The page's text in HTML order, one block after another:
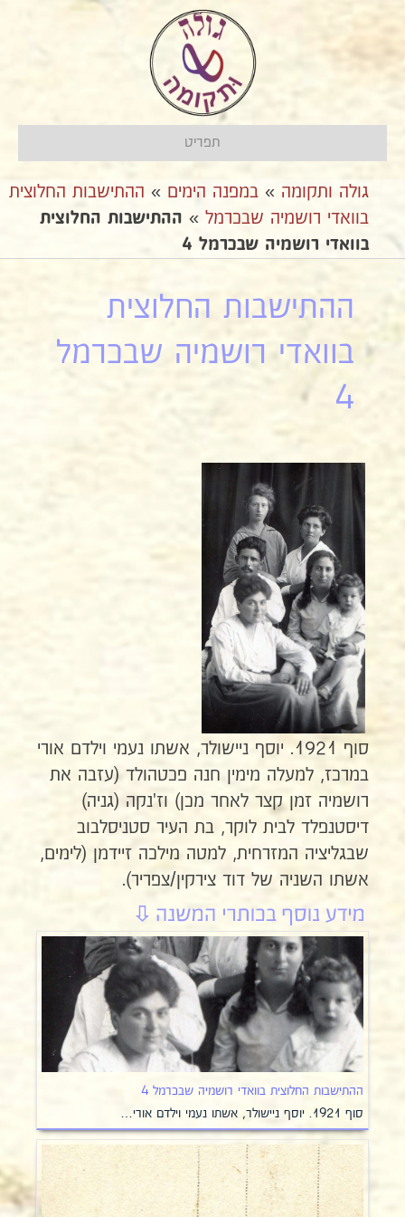
תפריט
גולה ותקומה » במפנה הימים » ההתישבות החלוצית
בוואדי רושמיה שבכרמל » ההתישבות החלוצית
בוואדי רושמיה שבכרמל 4
ההתישבות החלוצית
בוואדי רושמיה שבכרמל
4
סוף 1921. יוסף ניישולר, אשתו נעמי וילדם אורי
במרכז, למעלה מימין חנה פכטהולד (עזבה את
רושמיה זמן קצר לאחר מכן) וז'נקה (גניה)
דיסטנפלד לבית לוקר, בת העיר סטניסלבוב
שבגליציה המזרחית, למטה מילכה זיידמן (לימים,
אשתו השניה של דוד צירקין/צפריר).
ההתישבות החלוצית בוואדי רושמיה שבכרמל 4
סוף 1921. יוסף ניישולר, אשתו נעמי וילדם אורי…